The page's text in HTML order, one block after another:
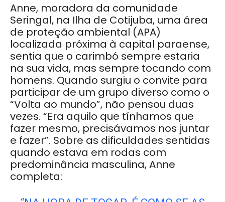
Anne, moradora da comunidade
Seringal, na Ilha de Cotijuba, uma área
de proteção ambiental (APA)
localizada próxima à capital paraense,
sentia que o carimbó sempre estaria
na sua vida, mas sempre tocando com
homens. Quando surgiu o convite para
participar de um grupo diverso como o
“Volta ao mundo”, não pensou duas
vezes. “Era aquilo que tínhamos que
fazer mesmo, precisávamos nos juntar
e fazer”. Sobre as dificuldades sentidas
quando estava em rodas com
predominância masculina, Anne
completa: